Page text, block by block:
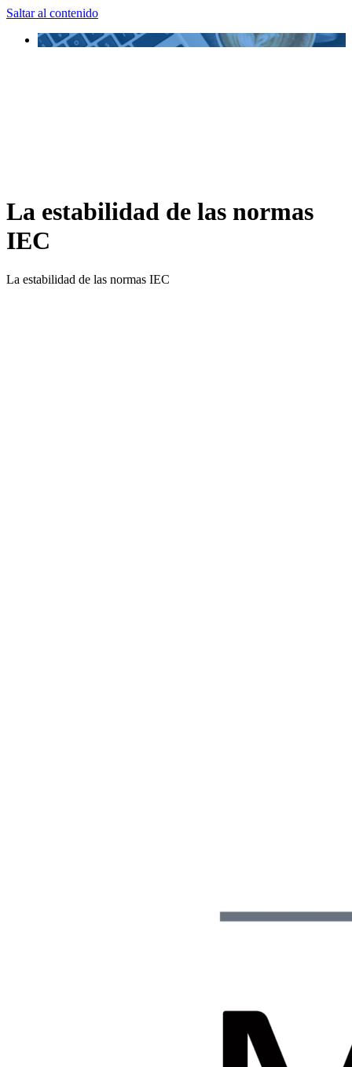
Saltar al contenido
La estabilidad de las normas
IEC
La estabilidad de las normas IEC